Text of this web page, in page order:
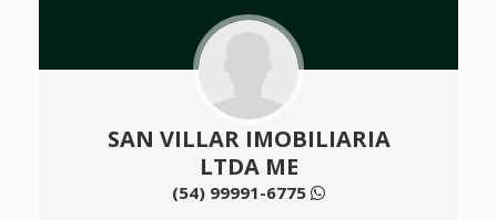
SAN VILLAR IMOBILIARIA
LTDA ME
(54) 99991-6775